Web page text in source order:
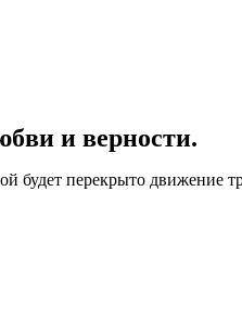
и верности.
перекрыто движение